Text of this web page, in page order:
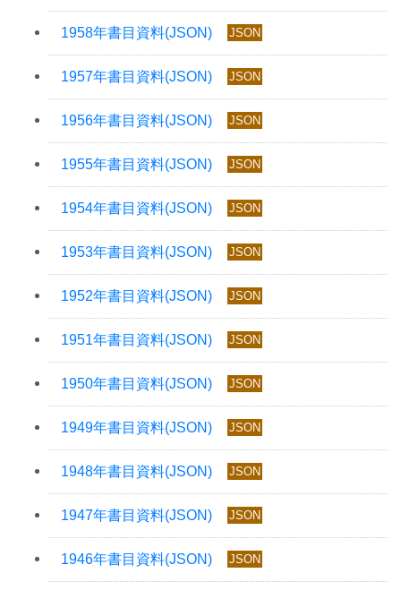
JSON
JSON
JSON
JSON
JSON
JSON
JSON
JSON
JSON
JSON
JSON
JSON
JSON